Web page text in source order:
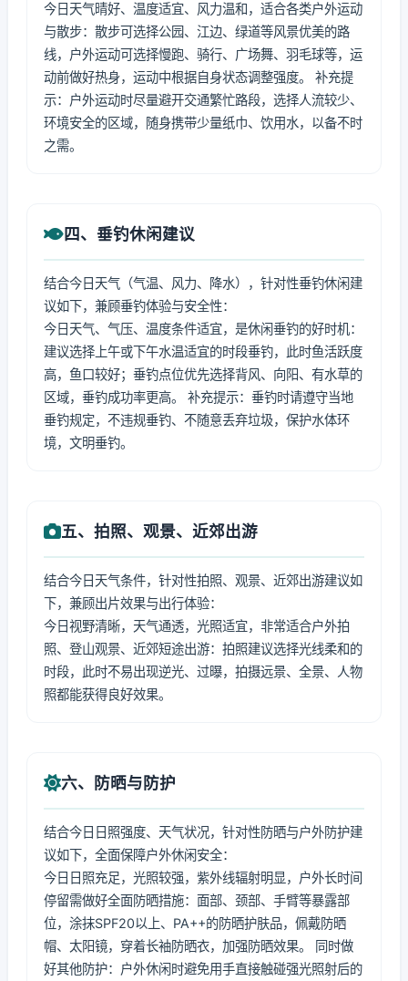
今日天气晴好、温度适宜、风力温和，适合各类户外运动
与散步：散步可选择公园、江边、绿道等风景优美的路
线，户外运动可选择慢跑、骑行、广场舞、羽毛球等，运
动前做好热身，运动中根据自身状态调整强度。 补充提
示：户外运动时尽量避开交通繁忙路段，选择人流较少、
环境安全的区域，随身携带少量纸巾、饮用水，以备不时
之需。
四、垂钓休闲建议
结合今日天气（气温、风力、降水），针对性垂钓休闲建
议如下，兼顾垂钓体验与安全性：
今日天气、气压、温度条件适宜，是休闲垂钓的好时机：
建议选择上午或下午水温适宜的时段垂钓，此时鱼活跃度
高，鱼口较好；垂钓点位优先选择背风、向阳、有水草的
区域，垂钓成功率更高。 补充提示：垂钓时请遵守当地
垂钓规定，不违规垂钓、不随意丢弃垃圾，保护水体环
境，文明垂钓。
五、拍照、观景、近郊出游
结合今日天气条件，针对性拍照、观景、近郊出游建议如
下，兼顾出片效果与出行体验：
今日视野清晰，天气通透，光照适宜，非常适合户外拍
照、登山观景、近郊短途出游：拍照建议选择光线柔和的
时段，此时不易出现逆光、过曝，拍摄远景、全景、人物
照都能获得良好效果。
六、防晒与防护
结合今日日照强度、天气状况，针对性防晒与户外防护建
议如下，全面保障户外休闲安全：
今日日照充足，光照较强，紫外线辐射明显，户外长时间
停留需做好全面防晒措施：面部、颈部、手臂等暴露部
位，涂抹SPF20以上、PA++的防晒护肤品，佩戴防晒
帽、太阳镜，穿着长袖防晒衣，加强防晒效果。 同时做
好其他防护：户外休闲时避免用手直接触碰强光照射后的